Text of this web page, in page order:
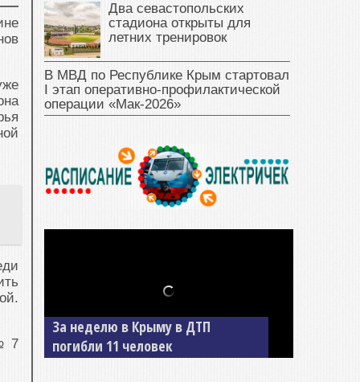
7
Два севастопольских
стадиона открыты для
летних тренировок
В МВД по Республике Крым стартовал
I этап оперативно‑профилактической
операции «Мак‑2026»
За неделю в Крыму в ДТП
погибли 11 человек